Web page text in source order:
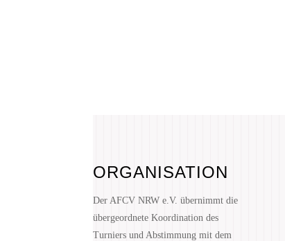
ORGANISATION
Der AFCV NRW e.V. übernimmt die
übergeordnete Koordination des
Turniers und Abstimmung mit dem